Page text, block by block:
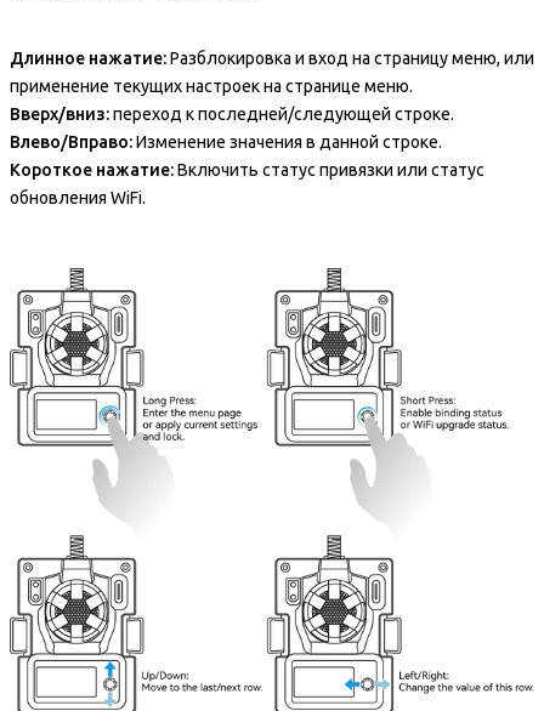
Длинное нажатие:Разблокировка и вход на страницу меню, или
применение текущих настроек на странице меню.
Вверх/вниз:переход к последней/следующей строке.
Влево/Вправо:Изменение значения в данной строке.
Короткое нажатие:Включить статус привязки или статус
обновления WiFi.